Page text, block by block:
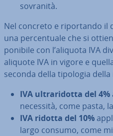
sovranità.
Nel concreto e ri­por­tan­do il
una per­cen­tua­le che si
po­ni­bi­le con l’aliquota IVA
aliquote IVA in vigore e
seconda della tipologia della
IVA ul­tra­ri­dot­ta del 4%
necessità, come pasta,
IVA ridotta del 10%
largo consumo, come